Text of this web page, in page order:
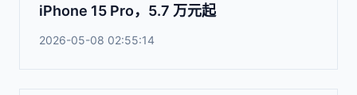
iPhone 15 Pro，5.7 万元起
2026-05-08 02:55:14